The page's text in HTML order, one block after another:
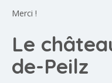
Merci !
Le
de-Peilz